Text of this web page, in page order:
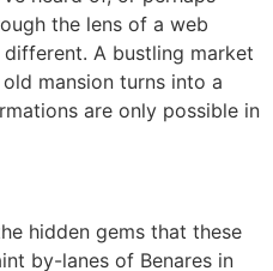
the lens of a web
A bustling market
mansion turns into a
are only possible in
hidden gems that these
by-lanes of Benares in